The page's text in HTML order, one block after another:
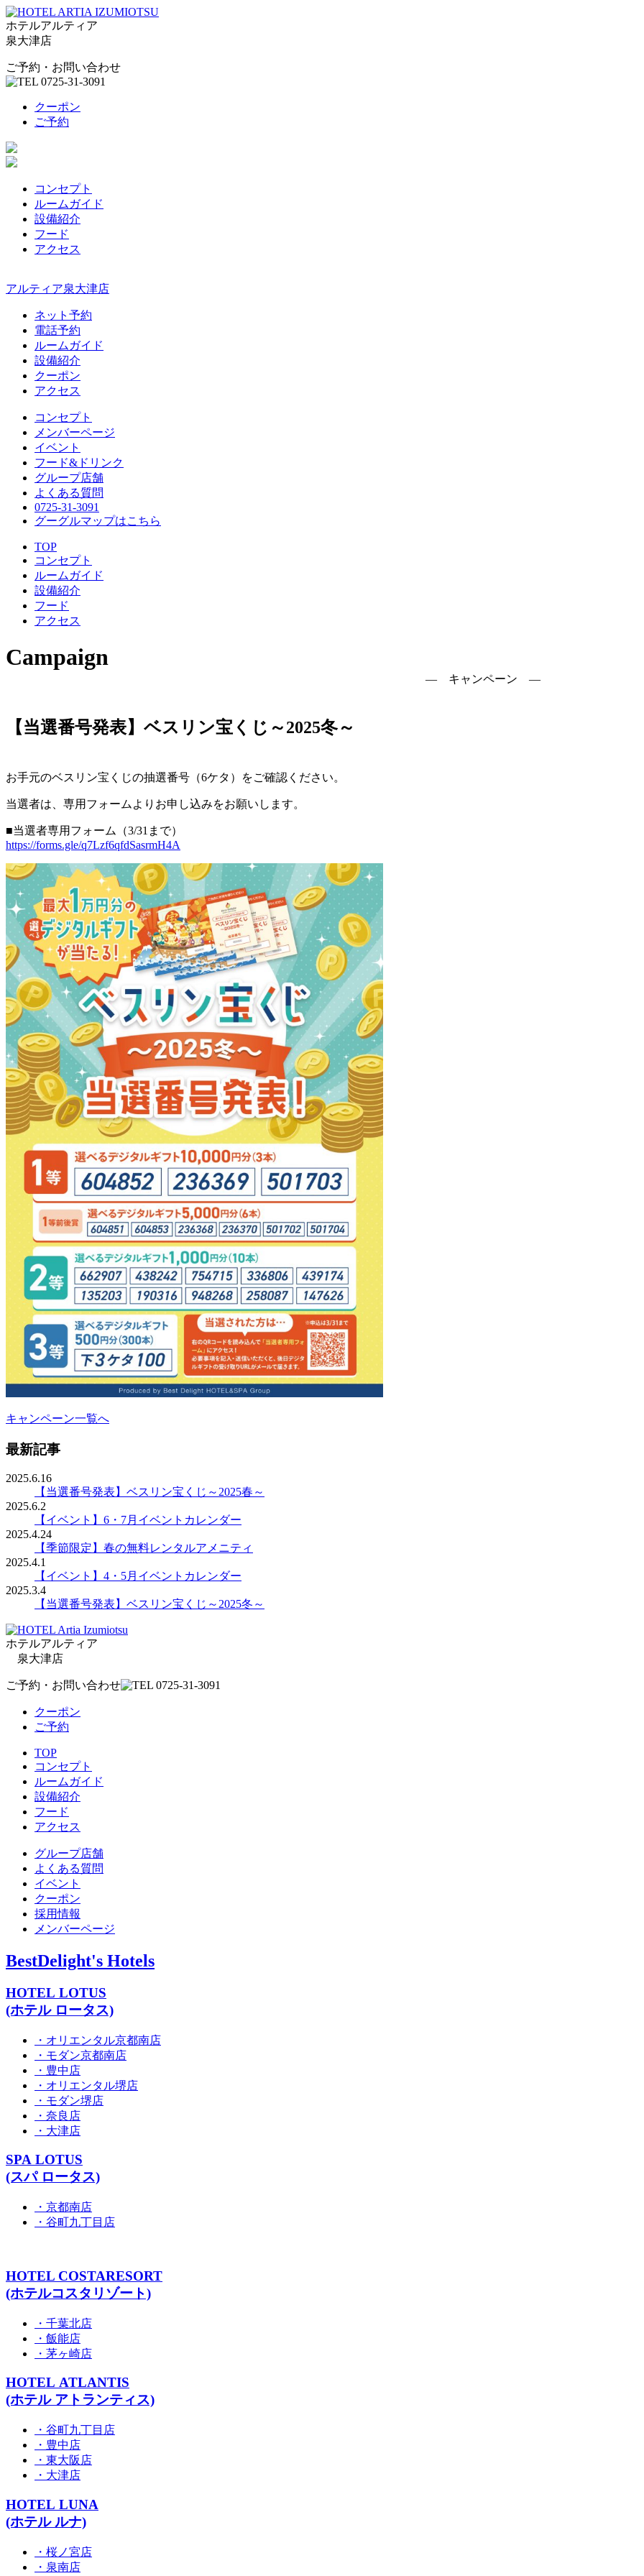
ホテルアルティア
泉大津店
ご予約・お問い合わせ
クーポン
ご予約
コンセプト
ルームガイド
設備紹介
フード
アクセス
アルティア泉大津店
ネット予約
電話予約
ルームガイド
設備紹介
クーポン
アクセス
コンセプト
メンバーページ
イベント
フード&ドリンク
グループ店舗
よくある質問
0725-31-3091
グーグルマップはこちら
TOP
コンセプト
ルームガイド
設備紹介
フード
アクセス
Campaign
― キャンペーン ―
【当選番号発表】ベスリン宝くじ～2025冬～
お手元のベスリン宝くじの抽選番号（6ケタ）をご確認ください。
当選者は、専用フォームよりお申し込みをお願いします。
■当選者専用フォーム（3/31まで）
https://forms.gle/q7Lzf6qfdSasrmH4A
キャンペーン一覧へ
最新記事
2025.6.16
【当選番号発表】ベスリン宝くじ～2025春～
2025.6.2
【イベント】6・7月イベントカレンダー
2025.4.24
【季節限定】春の無料レンタルアメニティ
2025.4.1
【イベント】4・5月イベントカレンダー
2025.3.4
【当選番号発表】ベスリン宝くじ～2025冬～
ホテルアルティア
泉大津店
ご予約・お問い合わせ
クーポン
ご予約
TOP
コンセプト
ルームガイド
設備紹介
フード
アクセス
グループ店舗
よくある質問
イベント
クーポン
採用情報
メンバーページ
BestDelight's Hotels
HOTEL LOTUS
(ホテル ロータス)
・オリエンタル京都南店
・モダン京都南店
・豊中店
・オリエンタル堺店
・モダン堺店
・奈良店
・大津店
SPA LOTUS
(スパ ロータス)
・京都南店
・谷町九丁目店
HOTEL COSTARESORT
(ホテルコスタリゾート)
・千葉北店
・飯能店
・茅ヶ崎店
HOTEL ATLANTIS
(ホテル アトランティス)
・谷町九丁目店
・豊中店
・東大阪店
・大津店
HOTEL LUNA
(ホテル ルナ)
・桜ノ宮店
・泉南店